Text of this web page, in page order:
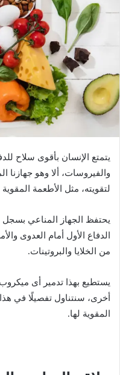
ي
د
ا
إ
ك
ت
ر
و
ن
يتمتع الإنسان بأقوى سلاح
والفيروسات، ألا وهو
لتقويته، مثل الأطعمة المقوية
يحتفظ الجهاز المناعي
الدفاع الأول أمام العدوى
من الخلايا والبروتينات.
يستطيع بهذا تدمير أى
أخرى، سنتناول تفصيلًا في
المقوية لها.